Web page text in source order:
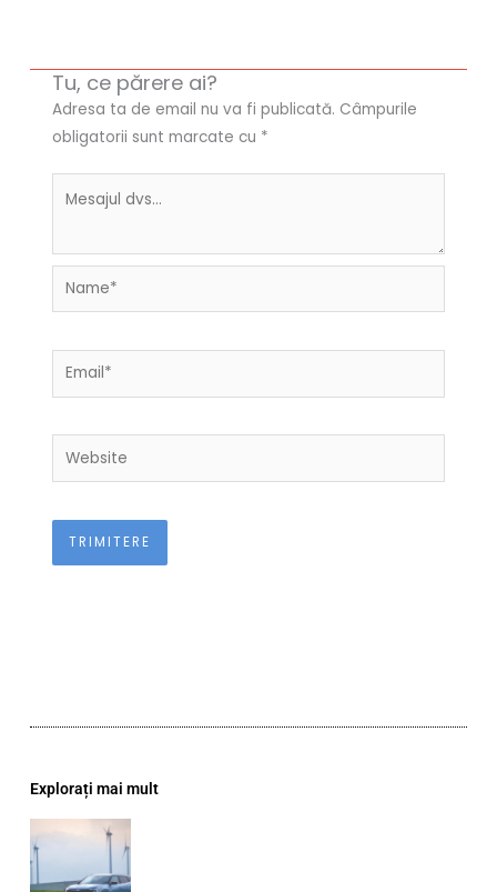
Tu, ce părere ai?
Adresa ta de email nu va fi publicată. Câmpurile
obligatorii sunt marcate cu *
Name*
Email*
Website
Explorați mai mult